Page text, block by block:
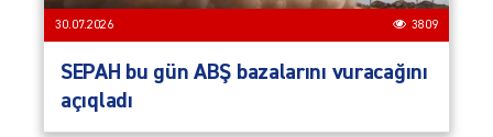
30.07.2026 3809
SEPAH bu gün ABŞ bazalarını vuracağını
açıqladı